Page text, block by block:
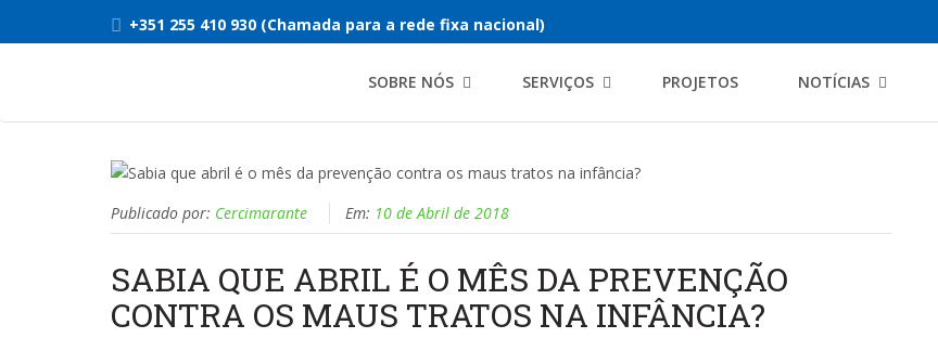
+351 255 410 930 (Chamada para a rede fixa nacional)
SOBRE NÓS SERVIÇOS PROJETOS NOTÍCIAS
Publicado por: Cercimarante Em: 10 de Abril de 2018
SABIA QUE ABRIL É O MÊS DA PREVENÇÃO
CONTRA OS MAUS TRATOS NA INFÂNCIA?